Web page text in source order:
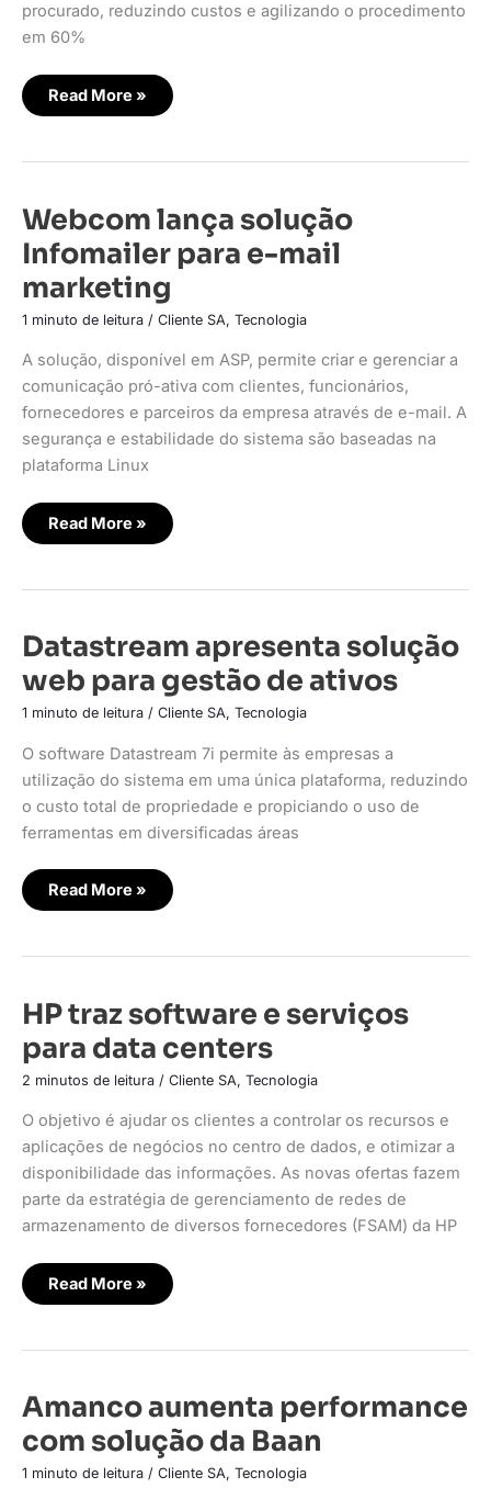
procurado, reduzindo custos e agilizando o procedimento
em 60%
Read More »
Webcom lança solução
Infomailer para e-mail
marketing
1 minuto de leitura / Cliente SA, Tecnologia
A solução, disponível em ASP, permite criar e gerenciar a
comunicação pró-ativa com clientes, funcionários,
fornecedores e parceiros da empresa através de e-mail. A
segurança e estabilidade do sistema são baseadas na
plataforma Linux
Webcom
lança
solução
Infomailer
para
e-
mail
marketing
Read More »
Datastream apresenta solução
web para gestão de ativos
1 minuto de leitura / Cliente SA, Tecnologia
O software Datastream 7i permite às empresas a
utilização do sistema em uma única plataforma, reduzindo
o custo total de propriedade e propiciando o uso de
ferramentas em diversificadas áreas
Datastream
apresenta
solução
web
para
gestão
ativos
Read More »
HP traz software e serviços
para data centers
2 minutos de leitura / Cliente SA, Tecnologia
O objetivo é ajudar os clientes a controlar os recursos e
aplicações de negócios no centro de dados, e otimizar a
disponibilidade das informações. As novas ofertas fazem
parte da estratégia de gerenciamento de redes de
armazenamento de diversos fornecedores (FSAM) da HP
HP
traz
software
e
serviços
para
centers
Read More »
Amanco aumenta performance
com solução da Baan
1 minuto de leitura / Cliente SA, Tecnologia
Amanco
aumenta
performance
com
da